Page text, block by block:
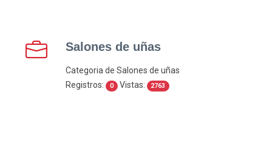
Salones de uñas
Categoria de Salones de uñas
Registros:
0 Vistas: 2763